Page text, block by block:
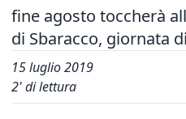
fine agosto toccherà
di Sbaracco, giornata
15 luglio 2019
2' di lettura